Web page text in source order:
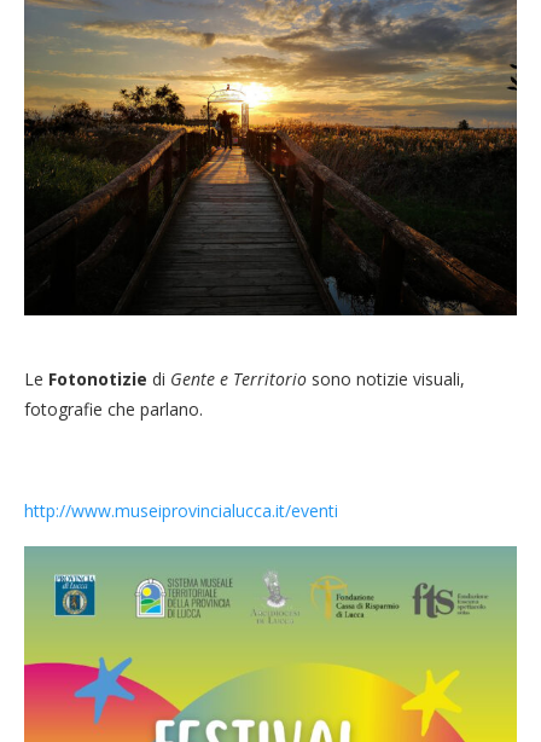
Le Fotonotizie di Gente e Territorio sono notizie visuali,
fotografie che parlano.
http://www.museiprovincialucca.it/eventi